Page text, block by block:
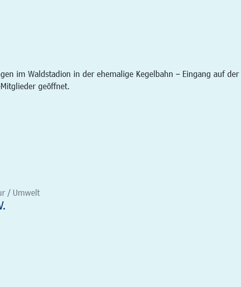
im Waldstadion in der ehemalige Kegelbahn – Eingang auf der
geöffnet.
/ Umwelt